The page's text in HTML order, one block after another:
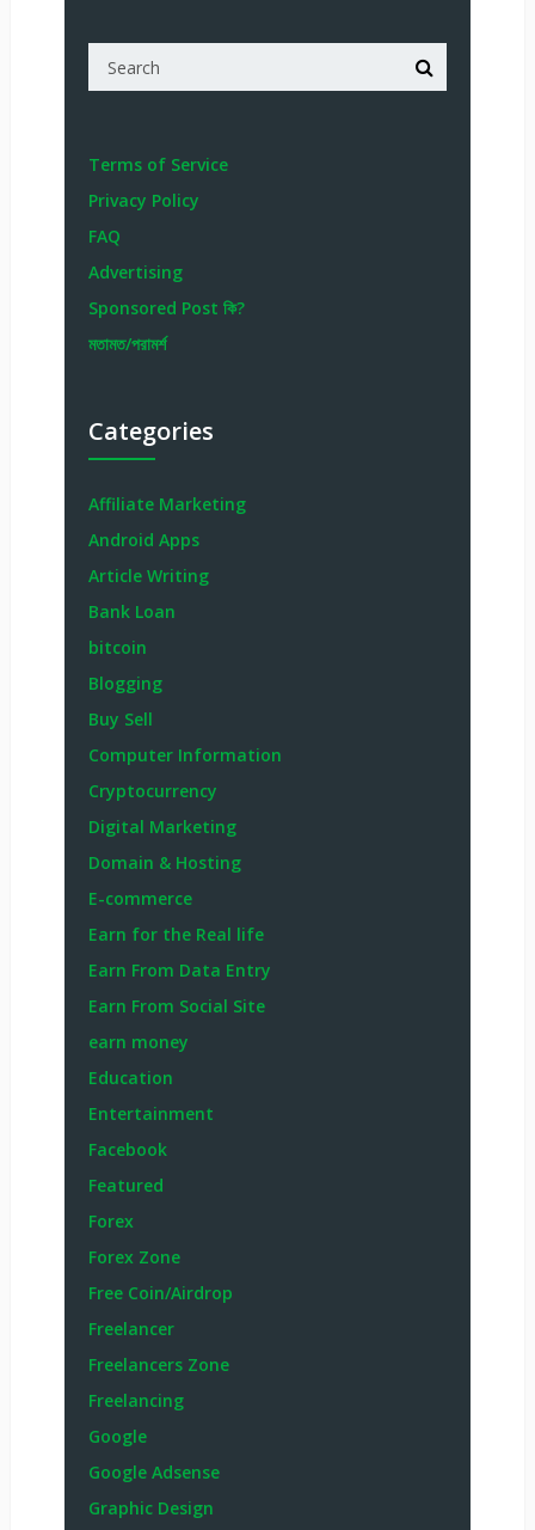
Terms of Service
Privacy Policy
FAQ
Advertising
Sponsored Post কি?
মতামত/পরামর্শ
Categories
Affiliate Marketing
Android Apps
Article Writing
Bank Loan
bitcoin
Blogging
Buy Sell
Computer Information
Cryptocurrency
Digital Marketing
Domain & Hosting
E-commerce
Earn for the Real life
Earn From Data Entry
Earn From Social Site
earn money
Education
Entertainment
Facebook
Featured
Forex
Forex Zone
Free Coin/Airdrop
Freelancer
Freelancers Zone
Freelancing
Google
Google Adsense
Graphic Design